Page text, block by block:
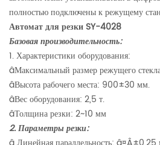
полностью подключены к режущему
Автомат для резки SY-4028
Базовая производительность:
1. Характеристики оборудования:
âМаксимальный размер режущего
âВысота рабочего места: 900±30 мм.
âВес оборудования: 2,5 т.
âТолщина резки: 2~10 мм
2. Параметры резки: